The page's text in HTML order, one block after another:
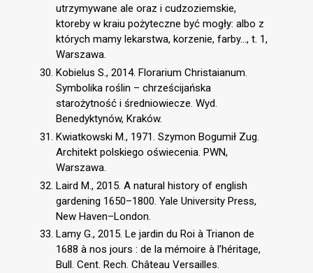
utrzymywane ale oraz i cudzoziemskie,
ktoreby w kraiu pożyteczne być mogły: albo z
których mamy lekarstwa, korzenie, farby…, t. 1,
Warszawa.
Kobielus S., 2014. Florarium Christaianum.
Symbolika roślin – chrześcijańska
starożytność i średniowiecze. Wyd.
Benedyktynów, Kraków.
Kwiatkowski M., 1971. Szymon Bogumił Zug.
Architekt polskiego oświecenia. PWN,
Warszawa.
Laird M., 2015. A natural history of english
gardening 1650–1800. Yale University Press,
New Haven–London.
Lamy G., 2015. Le jardin du Roi à Trianon de
1688 à nos jours : de la mémoire à l’héritage,
Bull. Cent. Rech. Château Versailles.